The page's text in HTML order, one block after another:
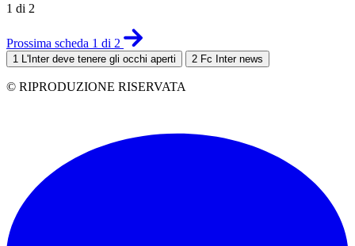
1 di 2
Prossima scheda 1 di 2
1 L'Inter deve tenere gli occhi aperti 2 Fc Inter news
© RIPRODUZIONE RISERVATA